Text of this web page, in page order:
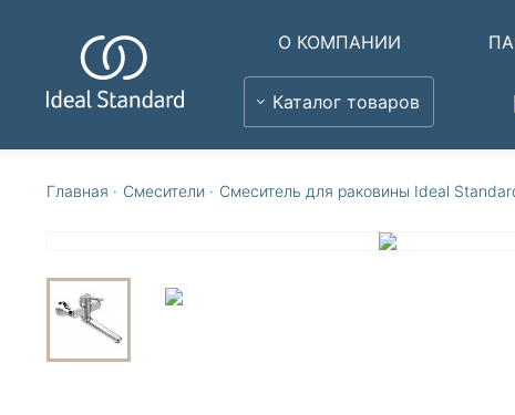
О КОМПАНИИ
Каталог товаров
Главная · Смесители · Смеситель для раковины Ideal